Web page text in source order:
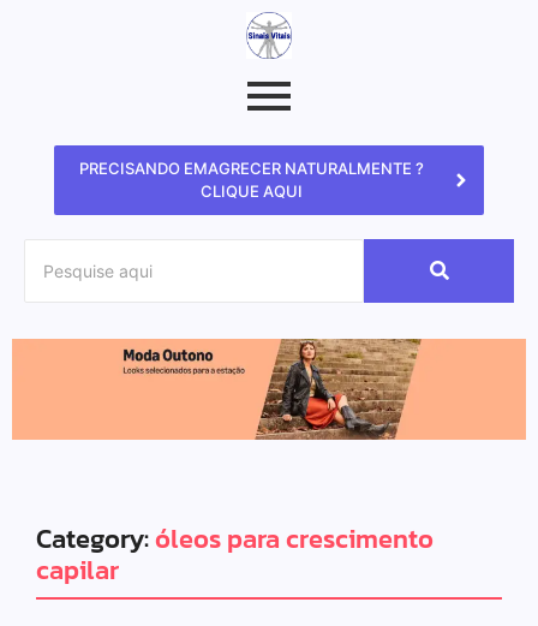
PRECISANDO EMAGRECER NATURALMENTE ?
CLIQUE AQUI
Category:óleos para crescimento
capilar